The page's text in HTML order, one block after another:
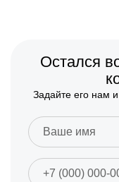
Остался
Задайте его нам